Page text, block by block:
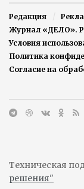
Редакция
Журнал «ДЕЛО».
Условия
Политика
Согласие на
Техническая
решения"